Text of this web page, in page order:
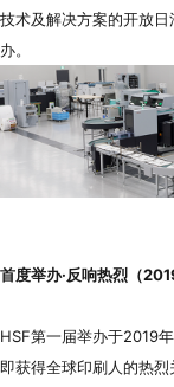
技术及解决方案的开放
办。
首度举办·反响热烈（
HSF第一届举办于2019
即获得全球印刷人的热